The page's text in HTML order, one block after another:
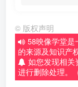
© 版权声明
58映像学堂是
的来源及知识产
如您发现相关
进行删除处理。